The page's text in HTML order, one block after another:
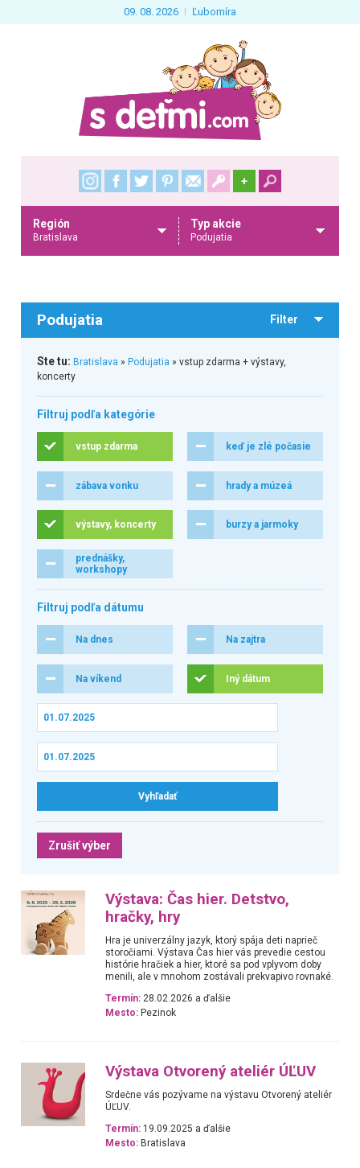
09. 08. 2026 Ľubomíra
+
Región
Bratislava
Typ akcie
Podujatia
Podujatia Filter
Ste tu: Bratislava » Podujatia » vstup zdarma + výstavy,
koncerty
Filtruj podľa kategórie
vstup zdarma keď je zlé počasie
zábava vonku hrady a múzeá
výstavy, koncerty burzy a jarmoky
prednášky,
workshopy
Filtruj podľa dátumu
Na dnes Na zajtra
Na víkend Iný dátum
Zrušiť výber
Výstava: Čas hier. Detstvo,
hračky, hry
Hra je univerzálny jazyk, ktorý spája deti naprieč
storočiami. Výstava Čas hier vás prevedie cestou
histórie hračiek a hier, ktoré sa pod vplyvom doby
menili, ale v mnohom zostávali prekvapivo rovnaké.
Termín: 28.02.2026 a ďalšie
Mesto: Pezinok
Výstava Otvorený ateliér ÚĽUV
Srdečne vás pozývame na výstavu Otvorený ateliér
ÚĽUV.
Termín: 19.09.2025 a ďalšie
Mesto: Bratislava